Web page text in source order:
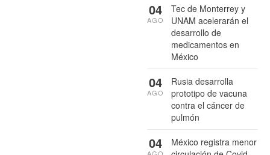
Tec de Monterrey y
UNAM acelerarán el
desarrollo de
medicamentos en
México
04
AGO
Rusia desarrolla
prototipo de vacuna
contra el cáncer de
pulmón
04
AGO
México registra menor
04